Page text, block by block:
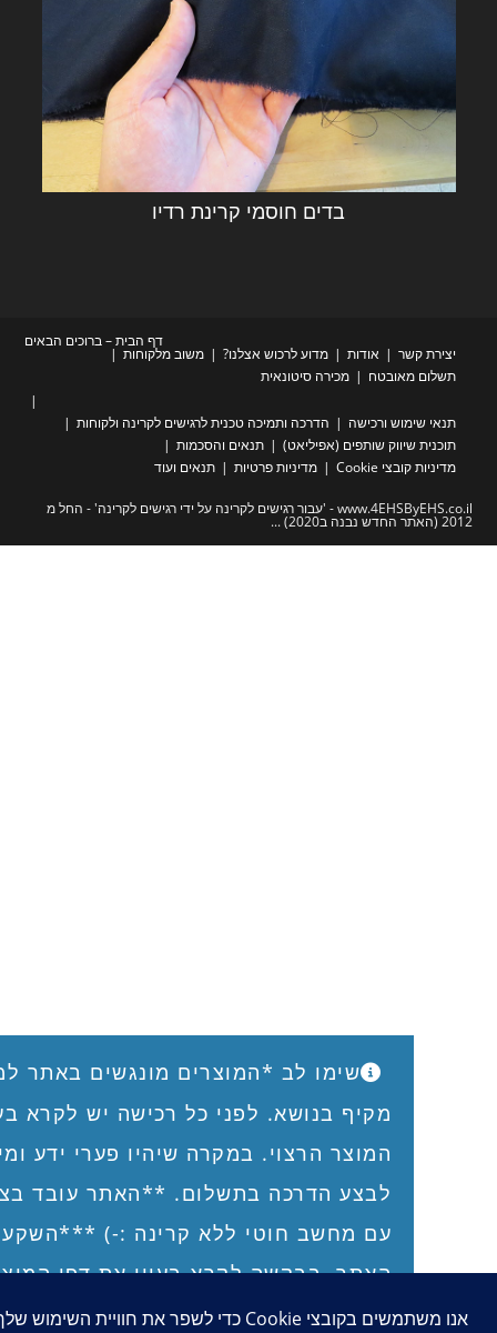
שימו לב *המוצרים מונגשים באתר למי שיש
מקיף בנושא. לפני כל רכישה יש לקרא בעיון את
המוצר הרצוי. במקרה שיהיו פערי ידע ומידע,
לבצע הדרכה בתשלום. **האתר עובד בצורה
עם מחשב חוטי ללא קרינה :-) ***השקענו רבות
האתר. בבקשה לקרא בעיון את דפי המוצר, ואת
השימוש והרכישה באתר, כולל תנאי השימוש
בדים חוסמי קרינת רדיו
דף הבית – ברוכים הבאים
אודות מדוע לרכוש אצלנו?
משוב מלקוחות
מכירה סיטונאית
ורכישה
הדרכה ותמיכה טכנית לרגישים לקרינה ולקוחות
שותפים (אפיליאט)
תנאים והסכמות
מדיניות פרטיות תנאים ועוד
www.4EHSByEHS.co.il - 'עבור רגישים לקרינה על ידי רגישים לקרינה' - החל מ